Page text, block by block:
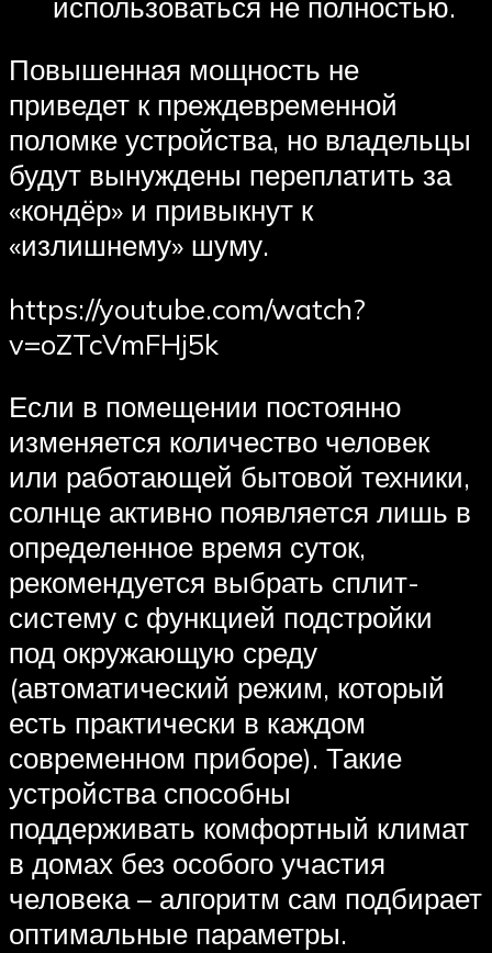
Повышенная мощность не
приведет к преждевременной
поломке устройства, но владельцы
будут вынуждены переплатить за
«кондёр» и привыкнут к
«излишнему» шуму.
https://youtube.com/watch?
v=oZTcVmFHj5k
Если в помещении постоянно
изменяется количество человек
или работающей бытовой техники,
солнце активно появляется лишь в
определенное время суток,
рекомендуется выбрать сплит-
систему с функцией подстройки
под окружающую среду
(автоматический режим, который
есть практически в каждом
современном приборе). Такие
устройства способны
поддерживать комфортный климат
в домах без особого участия
человека – алгоритм сам подбирает
оптимальные параметры.